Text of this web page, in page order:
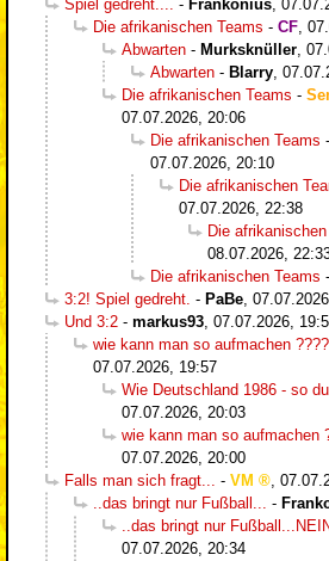
Spiel gedreht.... - Frankonius,
Die afrikanischen Teams - CF,
Abwarten - Murksknüller,
Abwarten - Blarry,
Die afrikanischen Teams -
07.07.2026, 20:06
Die afrikanischen Teams -
07.07.2026, 20:10
Die afrikanischen
07.07.2026, 22:38
Die
08.07.2026,
Die afrikanischen Teams -
3:2! Spiel gedreht. - PaBe,
Und 3:2 - markus93, 07.07.2026,
wie kann man so aufmachen
07.07.2026, 19:57
Wie Deutschland 1986 - so
07.07.2026, 20:03
wie kann man so aufmachen
07.07.2026, 20:00
Falls man sich fragt... - VM ,
..das bringt nur Fußball... -
..das bringt nur
07.07.2026, 20:34